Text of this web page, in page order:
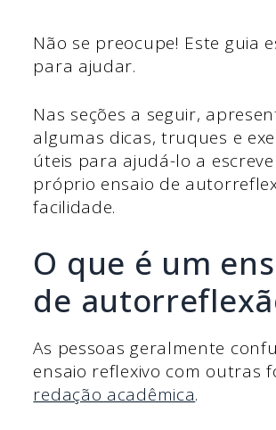
Não se preocupe! Este guia
para ajudar.
Nas seções a seguir,
algumas dicas, truques e
úteis para ajudá-lo a
próprio ensaio de
facilidade.
O que é um
de
As pessoas geralmente
ensaio reflexivo com outras
redação acadêmica.